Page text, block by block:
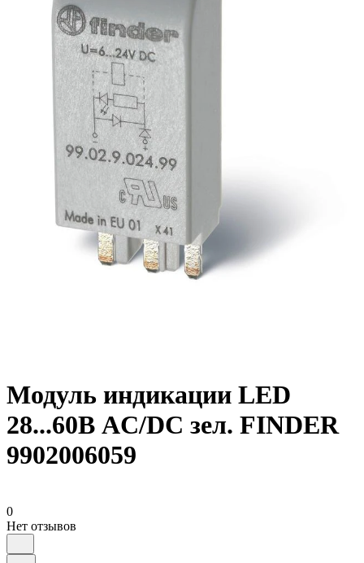
Модуль индикации LED
28...60В AC/DC зел. FINDER
9902006059
0
Нет отзывов